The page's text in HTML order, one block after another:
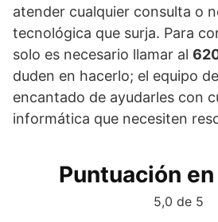
atender cualquier consulta o
tecnológica que surja. Para
solo es necesario llamar al
duden en hacerlo; el equipo
encantado de ayudarles con
informática que necesiten
Puntuación
5,0 de 5